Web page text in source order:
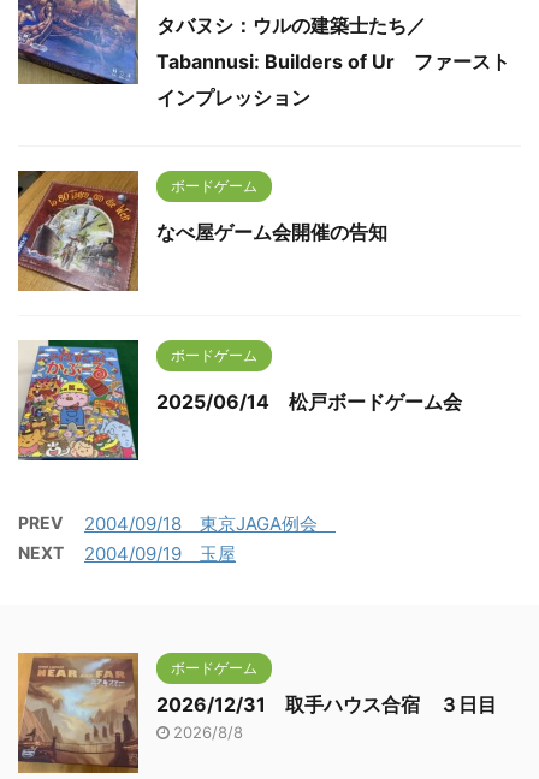
タバヌシ：ウルの建築士たち／
Tabannusi: Builders of Ur ファースト
インプレッション
ボードゲーム
なべ屋ゲーム会開催の告知
ボードゲーム
2025/06/14 松戸ボードゲーム会
PREV 2004/09/18 東京JAGA例会
NEXT 2004/09/19 玉屋
ボードゲーム
2026/12/31 取手ハウス合宿 ３日目
2026/8/8